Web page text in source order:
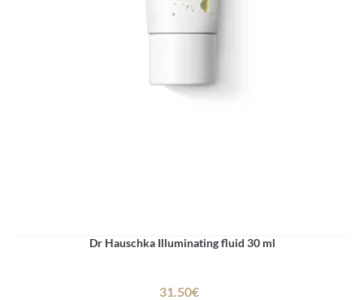
Dr Hauschka Illuminating fluid 30 ml
31.50€